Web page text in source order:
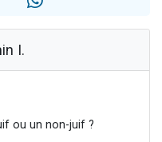
son Maasser
I.
ou un non-juif ?